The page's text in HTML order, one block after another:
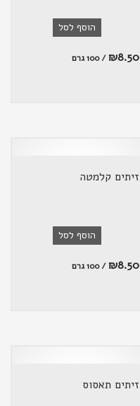
הוסף לסל
₪8.50 / 100 גרם
זיתים קלמטה
הוסף לסל
₪8.50 / 100 גרם
זיתים תאסוס